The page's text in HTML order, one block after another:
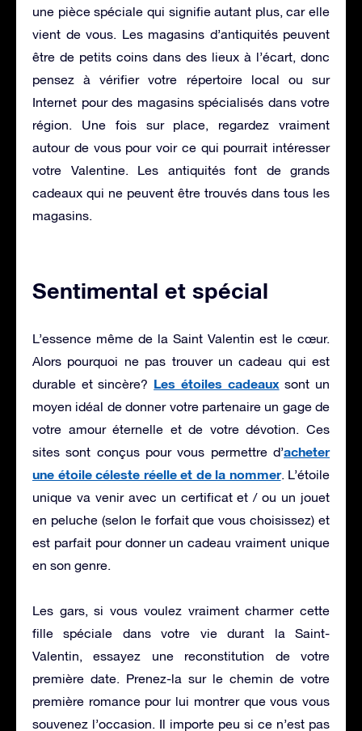
une pièce spéciale qui signifie autant plus, car elle
vient de vous. Les magasins d’antiquités peuvent
être de petits coins dans des lieux à l’écart, donc
pensez à vérifier votre répertoire local ou sur
Internet pour des magasins spécialisés dans votre
région. Une fois sur place, regardez vraiment
autour de vous pour voir ce qui pourrait intéresser
votre Valentine. Les antiquités font de grands
cadeaux qui ne peuvent être trouvés dans tous les
magasins.
Sentimental et spécial
L’essence même de la Saint Valentin est le cœur.
Alors pourquoi ne pas trouver un cadeau qui est
durable et sincère? Les étoiles cadeaux sont un
moyen idéal de donner votre partenaire un gage de
votre amour éternelle et de votre dévotion. Ces
sites sont conçus pour vous permettre d’acheter
une étoile céleste réelle et de la nommer. L’étoile
unique va venir avec un certificat et / ou un jouet
en peluche (selon le forfait que vous choisissez) et
est parfait pour donner un cadeau vraiment unique
en son genre.
Les gars, si vous voulez vraiment charmer cette
fille spéciale dans votre vie durant la Saint-
Valentin, essayez une reconstitution de votre
première date. Prenez-la sur le chemin de votre
première romance pour lui montrer que vous vous
souvenez l’occasion. Il importe peu si ce n’est pas